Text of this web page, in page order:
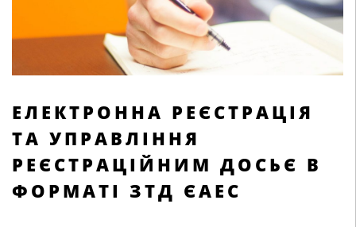
ЕЛЕКТРОННА РЕЄСТРАЦІЯ
ТА УПРАВЛІННЯ
РЕЄСТРАЦІЙНИМ ДОСЬЄ В
ФОРМАТІ ЗТД ЄАЕС